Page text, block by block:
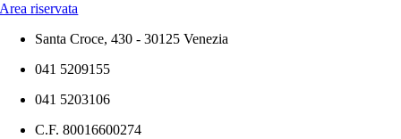
Area riservata
Santa Croce, 430 - 30125 Venezia
041 5209155
041 5203106
C.F. 80016600274